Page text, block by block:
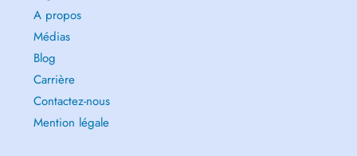
A propos
Médias
Blog
Carrière
Contactez-nous
Mention légale